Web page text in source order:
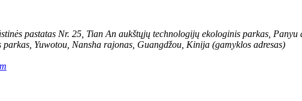
pastatas Nr. 25, Tian An aukštųjų technologijų ekologinis parkas,
Yuwotou, Nansha rajonas, Guangdžou, Kinija (gamyklos adresas)